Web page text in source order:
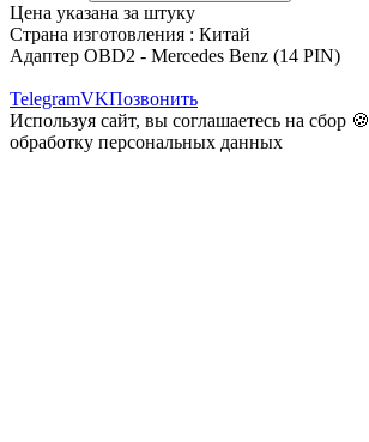
Цена указана за штуку
Страна изготовления : Китай
Адаптер OBD2 - Mercedes Benz (14 PIN)
TelegramVKПозвонить
Используя сайт, вы соглашаетесь на сбор 🍪
обработку персональных данных